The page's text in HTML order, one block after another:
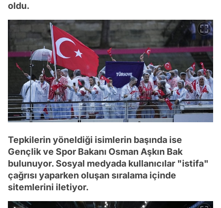
oldu.
Tepkilerin yöneldiği isimlerin başında ise
Gençlik ve Spor Bakanı Osman Aşkın Bak
bulunuyor. Sosyal medyada kullanıcılar "istifa"
çağrısı yaparken oluşan sıralama içinde
sitemlerini iletiyor.